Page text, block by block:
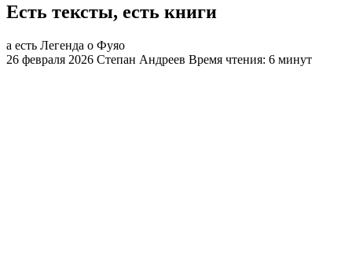
Есть тексты, есть книги
а есть Легенда о Фуяо
26 февраля 2026 Степан Андреев Время чтения: 6 минут